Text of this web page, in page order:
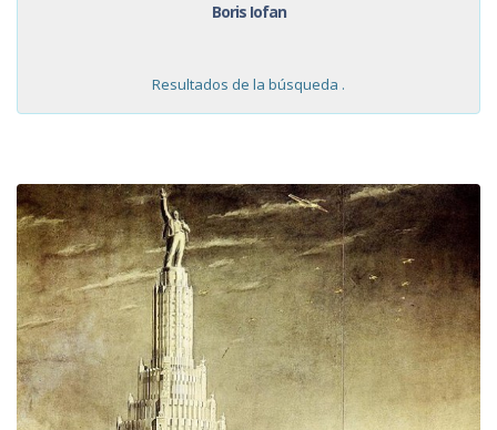
Boris Iofan
Resultados de la búsqueda .